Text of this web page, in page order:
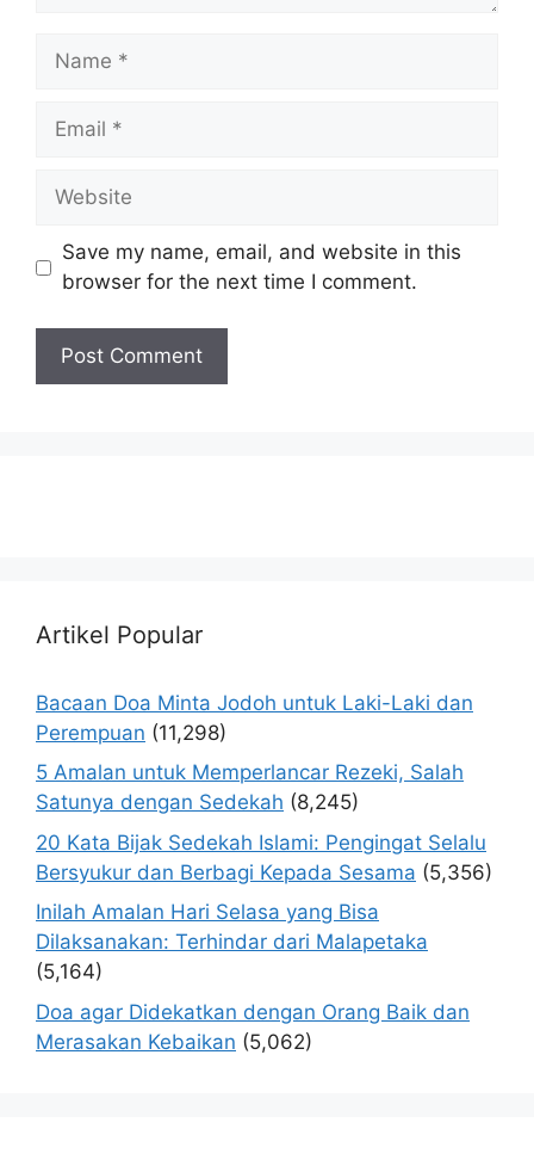
Save my name, email, and website in this
browser for the next time I comment.
Artikel Popular
Bacaan Doa Minta Jodoh untuk Laki-Laki dan
Perempuan (11,298)
5 Amalan untuk Memperlancar Rezeki, Salah
Satunya dengan Sedekah (8,245)
20 Kata Bijak Sedekah Islami: Pengingat Selalu
Bersyukur dan Berbagi Kepada Sesama (5,356)
Inilah Amalan Hari Selasa yang Bisa
Dilaksanakan: Terhindar dari Malapetaka
(5,164)
Doa agar Didekatkan dengan Orang Baik dan
Merasakan Kebaikan (5,062)